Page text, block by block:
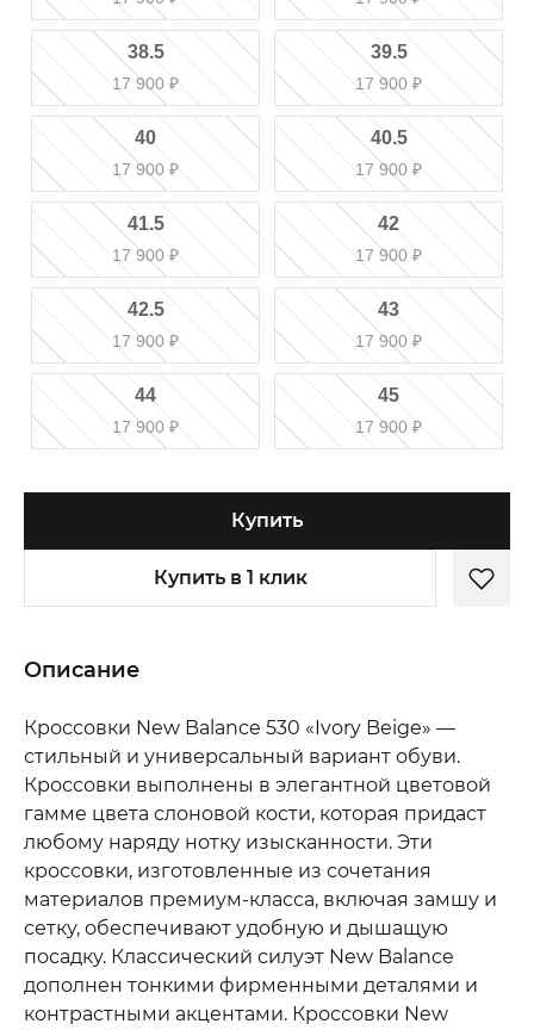
38.5
17 900 ₽
39.5
17 900 ₽
40
17 900 ₽
40.5
17 900 ₽
41.5
17 900 ₽
42
17 900 ₽
42.5
17 900 ₽
43
17 900 ₽
44
17 900 ₽
45
17 900 ₽
Купить
Купить в 1 клик
Описание
Кроссовки New Balance 530 «Ivory Beige» —
стильный и универсальный вариант обуви.
Кроссовки выполнены в элегантной цветовой
гамме цвета слоновой кости, которая придаст
любому наряду нотку изысканности. Эти
кроссовки, изготовленные из сочетания
материалов премиум-класса, включая замшу и
сетку, обеспечивают удобную и дышащую
посадку. Классический силуэт New Balance
дополнен тонкими фирменными деталями и
контрастными акцентами. Кроссовки New